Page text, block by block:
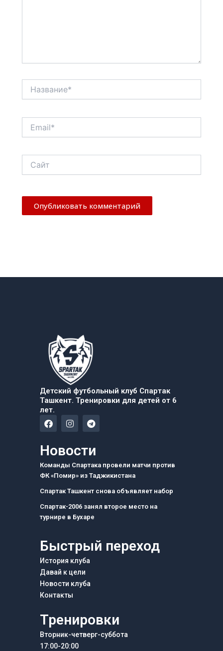
Детский футбольный клуб Спартак
Ташкент. Тренировки для детей от 6
лет.
F
a
e
b
o
k
I
n
a
g
r
a
m
T
e
g
a
m
Новости
Команды Спартака провели матчи против
ФК «Помир» из Таджикистана
Спартак Ташкент снова объявляет набор
Спартак-2006 занял второе место на
турнире в Бухаре
Быстрый переход
История клуба
Давай к цели
Новости клуба
Контакты
Тренировки
Вторник-четверг-суббота
17:00-20:00